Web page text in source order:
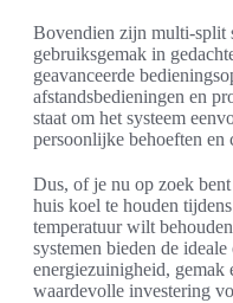
Bovendien zijn multi-split
gebruiksgemak in
geavanceerde
afstandsbedieningen en
staat om het systeem
persoonlijke behoeften en
Dus, of je nu op zoek
huis koel te houden
temperatuur wilt
systemen bieden de
energiezuinigheid, gemak
waardevolle investering